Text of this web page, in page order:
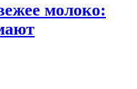
молоко: